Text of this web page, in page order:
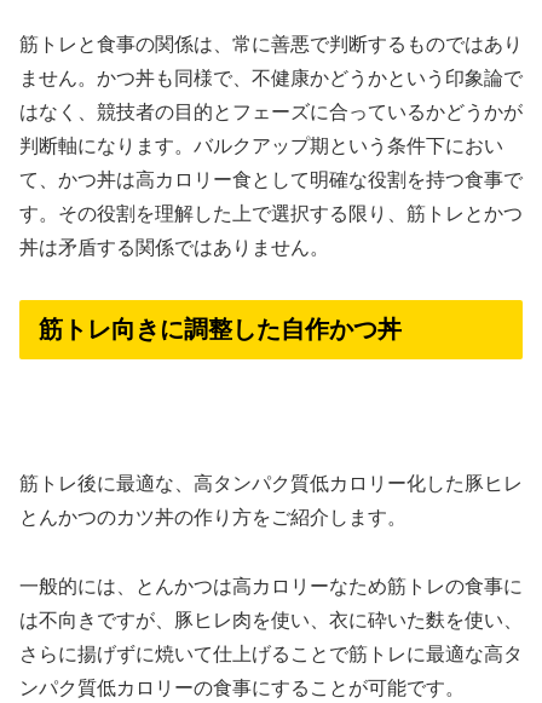
筋トレと食事の関係は、常に善悪で判断するものではあり
ません。かつ丼も同様で、不健康かどうかという印象論で
はなく、競技者の目的とフェーズに合っているかどうかが
判断軸になります。バルクアップ期という条件下におい
て、かつ丼は高カロリー食として明確な役割を持つ食事で
す。その役割を理解した上で選択する限り、筋トレとかつ
丼は矛盾する関係ではありません。
筋トレ向きに調整した自作かつ丼
筋トレ後に最適な、高タンパク質低カロリー化した豚ヒレ
とんかつのカツ丼の作り方をご紹介します。
一般的には、とんかつは高カロリーなため筋トレの食事に
は不向きですが、豚ヒレ肉を使い、衣に砕いた麩を使い、
さらに揚げずに焼いて仕上げることで筋トレに最適な高タ
ンパク質低カロリーの食事にすることが可能です。